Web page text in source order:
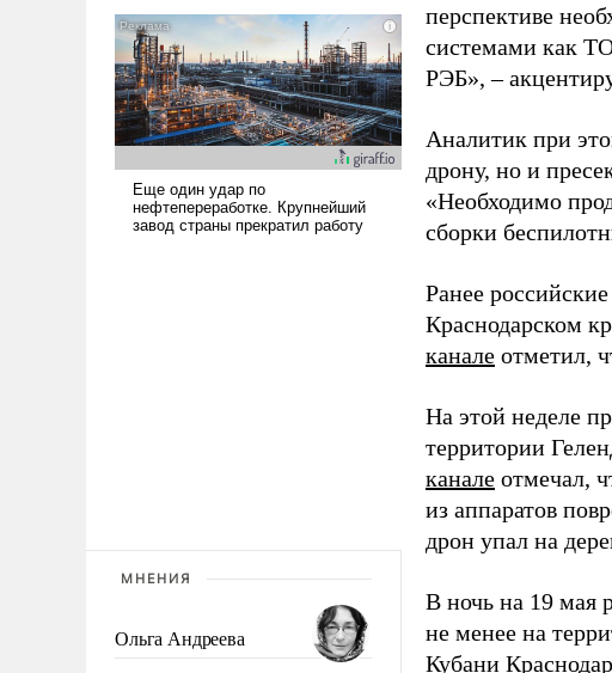
МНЕНИЯ
Ольга Андреева
перспективе
системами как
РЭБ», –
Аналитик при
дрону, но и
«Необходимо
сборки
Ранее
Краснодарском
канале отметил,
На этой неделе
территории
канале отмечал,
из аппаратов
дрон упал на
В ночь на 19 мая
не менее на
Кубани